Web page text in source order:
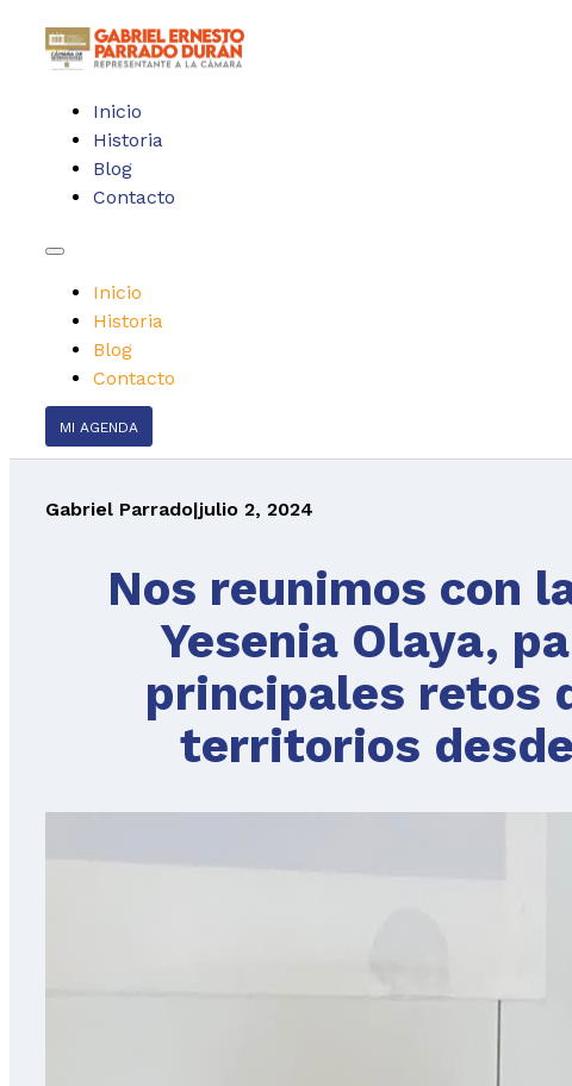
Inicio
Historia
Blog
Contacto
Inicio
Historia
Blog
Contacto
MI AGENDA
Gabriel Parrado|julio 2, 2024
Nos reunimos con
Yesenia Olaya,
principales retos
territorios